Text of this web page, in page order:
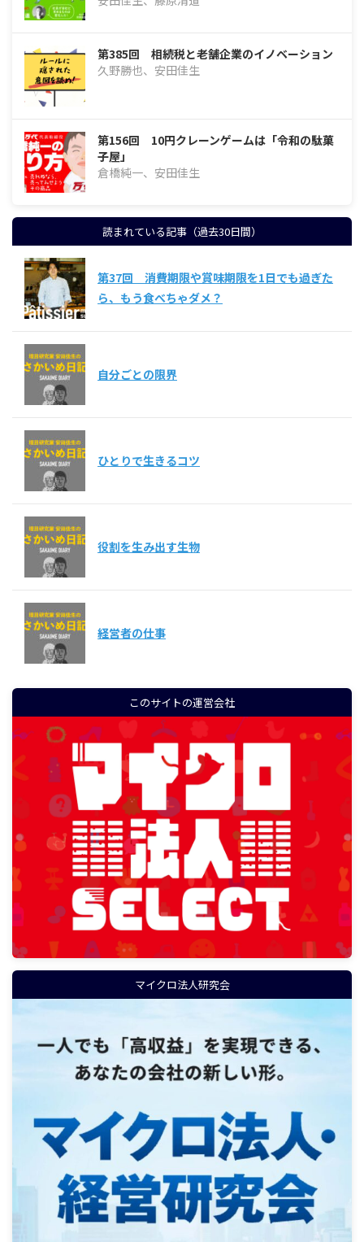
第385回 相続税と老舗企業のイノベーション
久野勝也、安田佳生
第156回 10円クレーンゲームは「令和の駄菓
子屋」
倉橋純一、安田佳生
読まれている記事（過去30日間）
第37回 消費期限や賞味期限を1日でも過ぎた
ら、もう食べちゃダメ？
自分ごとの限界
ひとりで生きるコツ
役割を生み出す生物
経営者の仕事
このサイトの運営会社
マイクロ法人研究会